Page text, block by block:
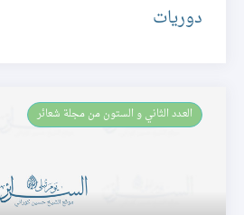
دوريات
العـدد الثاني و الستون من مجلة شعائر